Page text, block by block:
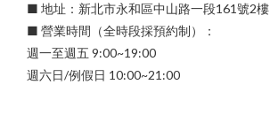
■ 地址：新北市永和區中山路一段161號2樓
■ 營業時間（全時段採預約制）：
週一至週五 9:00~19:00
週六日/例假日 10:00~21:00